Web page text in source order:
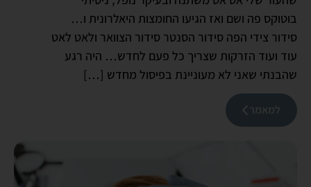
בוטוקס פה ושם ואז הגיעו החומצות היאלרונית ו…
סידור צידי הפה סידור הסנטר סידור הצוואר ולאט לאט
עוד ועוד הזרקות שצריך כל פעם לחדש… היה רגע
שהבנתי שאני לא מעוניינת בפיסול מחדש […]
למאמר